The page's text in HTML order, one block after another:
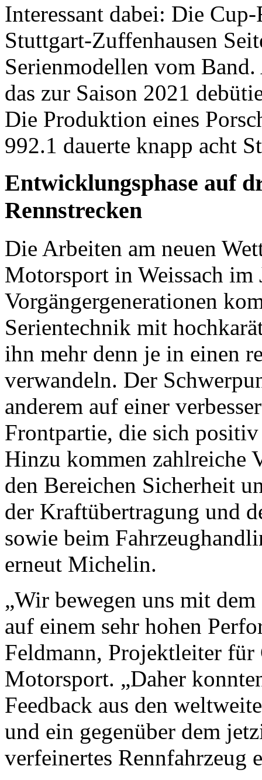
Interessant dabei: Die
Stuttgart-Zuffenhausen
Serienmodellen vom
das zur Saison 2021
Die Produktion eines
992.1 dauerte knapp acht
Entwicklungsphase auf
Rennstrecken
Die Arbeiten am neuen
Motorsport in Weissach im
Vorgängergenerationen
Serientechnik mit
ihn mehr denn je in einen
verwandeln. Der
anderem auf einer
Frontpartie, die sich
Hinzu kommen zahlreiche
den Bereichen Sicherheit
der Kraftübertragung und
sowie beim
erneut Michelin.
„Wir bewegen uns mit
auf einem sehr hohen
Feldmann, Projektleiter für
Motorsport. „Daher
Feedback aus den
und ein gegenüber dem
verfeinertes Rennfahrzeug